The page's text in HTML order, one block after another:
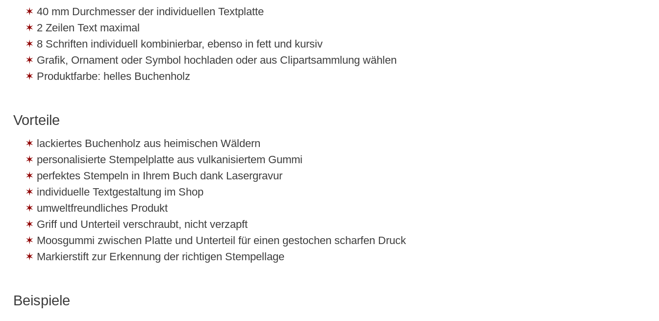
40 mm Durchmesser der individuellen Textplatte
2 Zeilen Text maximal
8 Schriften individuell kombinierbar, ebenso in fett und kursiv
Grafik, Ornament oder Symbol hochladen oder aus Clipartsammlung wählen
Produktfarbe: helles Buchenholz
Vorteile
lackiertes Buchenholz aus heimischen Wäldern
personalisierte Stempelplatte aus vulkanisiertem Gummi
perfektes Stempeln in Ihrem Buch dank Lasergravur
individuelle Textgestaltung im Shop
umweltfreundliches Produkt
Griff und Unterteil verschraubt, nicht verzapft
Moosgummi zwischen Platte und Unterteil für einen gestochen scharfen Druck
Markierstift zur Erkennung der richtigen Stempellage
Beispiele